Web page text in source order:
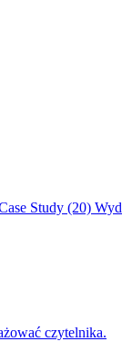
Study (20)
czytelnika.